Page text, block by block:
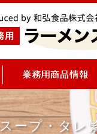
ープ・タレ